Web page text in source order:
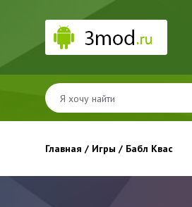
Главная / Игры / Бабл Квас